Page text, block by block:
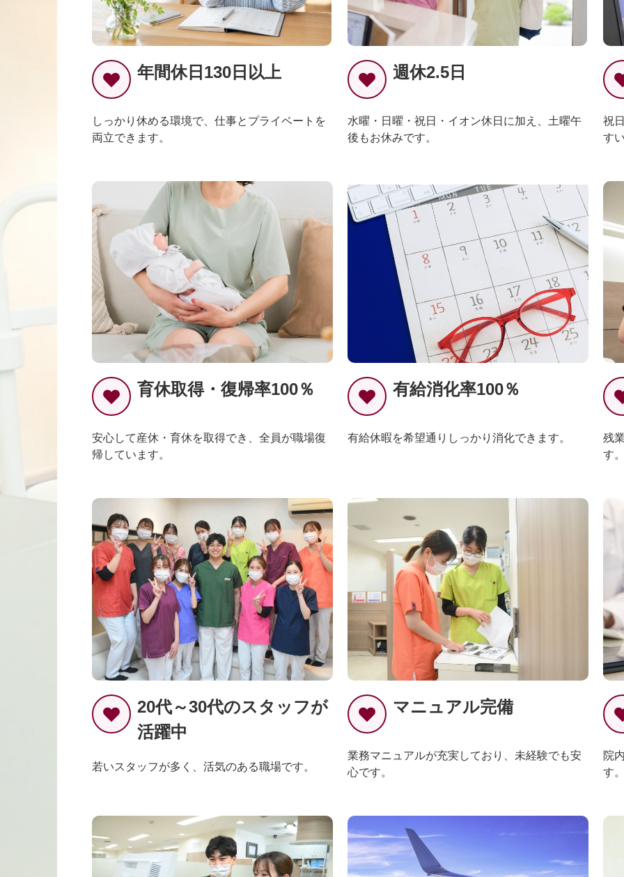
年間休日130日以上
しっかり休める環境で、仕事とプライベートを
両立できます。
週休2.5日
水曜・日曜・祝日・イオン休日に加え、土曜午
後もお休みです。
祝
す
育休取得・復帰率100％
安心して産休・育休を取得でき、全員が職場復
帰しています。
有給消化率100％
有給休暇を希望通りしっかり消化できます。
残
す
20代～30代のスタッフが
活躍中
若いスタッフが多く、活気のある職場です。
マニュアル完備
業務マニュアルが充実しており、未経験でも安
心です。
院
す